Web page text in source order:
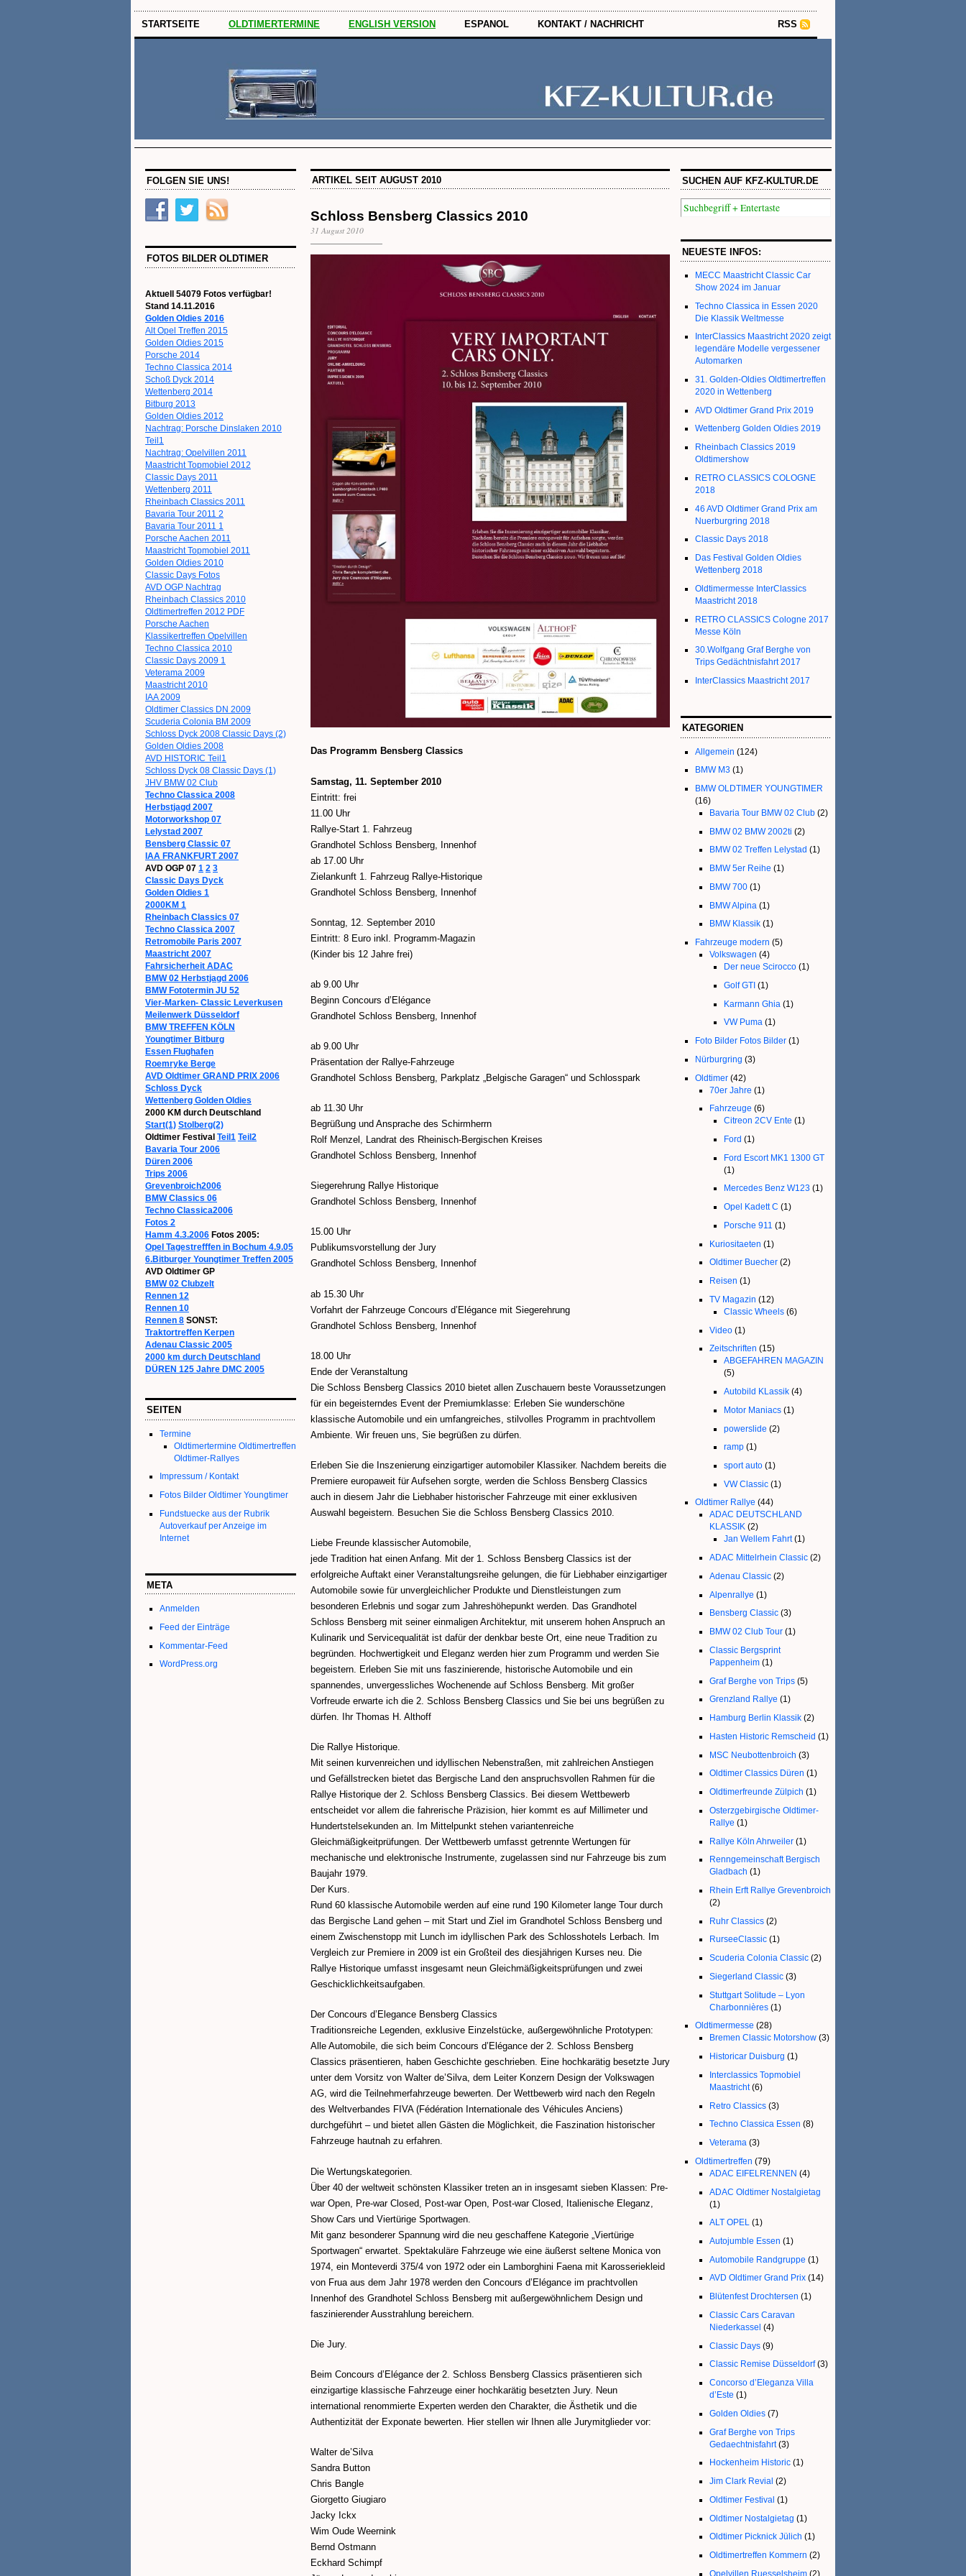
STARTSEITE OLDTIMERTERMINE ENGLISH VERSION ESPANOL KONTAKT / NACHRICHT RSS
FOLGEN SIE UNS!
FOTOS BILDER OLDTIMER
Aktuell 54079 Fotos verfügbar!
Stand 14.11.2016
Golden Oldies 2016
Alt Opel Treffen 2015
Golden Oldies 2015
Porsche 2014
Techno Classica 2014
Schoß Dyck 2014
Wettenberg 2014
Bitburg 2013
Golden Oldies 2012
Nachtrag: Porsche Dinslaken 2010
Teil1
Nachtrag: Opelvillen 2011
Maastricht Topmobiel 2012
Classic Days 2011
Wettenberg 2011
Rheinbach Classics 2011
Bavaria Tour 2011 2
Bavaria Tour 2011 1
Porsche Aachen 2011
Maastricht Topmobiel 2011
Golden Oldies 2010
Classic Days Fotos
AVD OGP Nachtrag
Rheinbach Classics 2010
Oldtimertreffen 2012 PDF
Porsche Aachen
Klassikertreffen Opelvillen
Techno Classica 2010
Classic Days 2009 1
Veterama 2009
Maastricht 2010
IAA 2009
Oldtimer Classics DN 2009
Scuderia Colonia BM 2009
Schloss Dyck 2008 Classic Days (2)
Golden Oldies 2008
AVD HISTORIC Teil1
Schloss Dyck 08 Classic Days (1)
JHV BMW 02 Club
Techno Classica 2008
Herbstjagd 2007
Motorworkshop 07
Lelystad 2007
Bensberg Classic 07
IAA FRANKFURT 2007
AVD OGP 07 1 2 3
Classic Days Dyck
Golden Oldies 1
2000KM 1
Rheinbach Classics 07
Techno Classica 2007
Retromobile Paris 2007
Maastricht 2007
Fahrsicherheit ADAC
BMW 02 Herbstjagd 2006
BMW Fototermin JU 52
Vier-Marken- Classic Leverkusen
Meilenwerk Düsseldorf
BMW TREFFEN KÖLN
Youngtimer Bitburg
Essen Flughafen
Roemryke Berge
AVD Oldtimer GRAND PRIX 2006
Schloss Dyck
Wettenberg Golden Oldies
2000 KM durch Deutschland
Start(1) Stolberg(2)
Oldtimer Festival Teil1 Teil2
Bavaria Tour 2006
Düren 2006
Trips 2006
Grevenbroich2006
BMW Classics 06
Techno Classica2006
Fotos 2
Hamm 4.3.2006 Fotos 2005:
Opel Tagestrefffen in Bochum 4.9.05
6.Bitburger Youngtimer Treffen 2005
AVD Oldtimer GP
BMW 02 Clubzelt
Rennen 12
Rennen 10
Rennen 8 SONST:
Traktortreffen Kerpen
Adenau Classic 2005
2000 km durch Deutschland
DÜREN 125 Jahre DMC 2005
SEITEN
Termine
Oldtimertermine Oldtimertreffen
Oldtimer-Rallyes
Impressum / Kontakt
Fotos Bilder Oldtimer Youngtimer
Fundstuecke aus der Rubrik
Autoverkauf per Anzeige im
Internet
META
Anmelden
Feed der Einträge
Kommentar-Feed
WordPress.org
ARTIKEL SEIT AUGUST 2010
Schloss Bensberg Classics 2010
31 August 2010
Das Programm Bensberg Classics
Samstag, 11. September 2010
Eintritt: frei
11.00 Uhr
Rallye-Start 1. Fahrzeug
Grandhotel Schloss Bensberg, Innenhof
ab 17.00 Uhr
Zielankunft 1. Fahrzeug Rallye-Historique
Grandhotel Schloss Bensberg, Innenhof
Sonntag, 12. September 2010
Eintritt: 8 Euro inkl. Programm-Magazin
(Kinder bis 12 Jahre frei)
ab 9.00 Uhr
Beginn Concours d’Elégance
Grandhotel Schloss Bensberg, Innenhof
ab 9.00 Uhr
Präsentation der Rallye-Fahrzeuge
Grandhotel Schloss Bensberg, Parkplatz „Belgische Garagen“ und Schlosspark
ab 11.30 Uhr
Begrüßung und Ansprache des Schirmherrn
Rolf Menzel, Landrat des Rheinisch-Bergischen Kreises
Grandhotel Schloss Bensberg, Innenhof
Siegerehrung Rallye Historique
Grandhotel Schloss Bensberg, Innenhof
15.00 Uhr
Publikumsvorstellung der Jury
Grandhotel Schloss Bensberg, Innenhof
ab 15.30 Uhr
Vorfahrt der Fahrzeuge Concours d’Elégance mit Siegerehrung
Grandhotel Schloss Bensberg, Innenhof
18.00 Uhr
Ende der Veranstaltung
Die Schloss Bensberg Classics 2010 bietet allen Zuschauern beste Voraussetzungen
für ein begeisterndes Event der Premiumklasse: Erleben Sie wunderschöne
klassische Automobile und ein umfangreiches, stilvolles Programm in prachtvollem
Ambiente. Wir freuen uns, Sie begrüßen zu dürfen.
Erleben Sie die Inszenierung einzigartiger automobiler Klassiker. Nachdem bereits die
Premiere europaweit für Aufsehen sorgte, werden die Schloss Bensberg Classics
auch in diesem Jahr die Liebhaber historischer Fahrzeuge mit einer exklusiven
Auswahl begeistern. Besuchen Sie die Schloss Bensberg Classics 2010.
Liebe Freunde klassischer Automobile,
jede Tradition hat einen Anfang. Mit der 1. Schloss Bensberg Classics ist der
erfolgreiche Auftakt einer Veranstaltungsreihe gelungen, die für Liebhaber einzigartiger
Automobile sowie für unvergleichlicher Produkte und Dienstleistungen zum
besonderen Erlebnis und sogar zum Jahreshöhepunkt werden. Das Grandhotel
Schloss Bensberg mit seiner einmaligen Architektur, mit unserem hohen Anspruch an
Kulinarik und Servicequalität ist dafür der denkbar beste Ort, eine neue Tradition zu
begründen. Hochwertigkeit und Eleganz werden hier zum Programm und werden Sie
begeistern. Erleben Sie mit uns faszinierende, historische Automobile und ein
spannendes, unvergessliches Wochenende auf Schloss Bensberg. Mit großer
Vorfreude erwarte ich die 2. Schloss Bensberg Classics und Sie bei uns begrüßen zu
dürfen. Ihr Thomas H. Althoff
Die Rallye Historique.
Mit seinen kurvenreichen und idyllischen Nebenstraßen, mit zahlreichen Anstiegen
und Gefällstrecken bietet das Bergische Land den anspruchsvollen Rahmen für die
Rallye Historique der 2. Schloss Bensberg Classics. Bei diesem Wettbewerb
entscheidet vor allem die fahrerische Präzision, hier kommt es auf Millimeter und
Hundertstelsekunden an. Im Mittelpunkt stehen variantenreiche
Gleichmäßigkeitprüfungen. Der Wettbewerb umfasst getrennte Wertungen für
mechanische und elektronische Instrumente, zugelassen sind nur Fahrzeuge bis zum
Baujahr 1979.
Der Kurs.
Rund 60 klassische Automobile werden auf eine rund 190 Kilometer lange Tour durch
das Bergische Land gehen – mit Start und Ziel im Grandhotel Schloss Bensberg und
einem Zwischenstopp mit Lunch im idyllischen Park des Schlosshotels Lerbach. Im
Vergleich zur Premiere in 2009 ist ein Großteil des diesjährigen Kurses neu. Die
Rallye Historique umfasst insgesamt neun Gleichmäßigkeitsprüfungen und zwei
Geschicklichkeitsaufgaben.
Der Concours d’Elegance Bensberg Classics
Traditionsreiche Legenden, exklusive Einzelstücke, außergewöhnliche Prototypen:
Alle Automobile, die sich beim Concours d’Elégance der 2. Schloss Bensberg
Classics präsentieren, haben Geschichte geschrieben. Eine hochkarätig besetzte Jury
unter dem Vorsitz von Walter de’Silva, dem Leiter Konzern Design der Volkswagen
AG, wird die Teilnehmerfahrzeuge bewerten. Der Wettbewerb wird nach den Regeln
des Weltverbandes FIVA (Fédération Internationale des Véhicules Anciens)
durchgeführt – und bietet allen Gästen die Möglichkeit, die Faszination historischer
Fahrzeuge hautnah zu erfahren.
Die Wertungskategorien.
Über 40 der weltweit schönsten Klassiker treten an in insgesamt sieben Klassen: Pre-
war Open, Pre-war Closed, Post-war Open, Post-war Closed, Italienische Eleganz,
Show Cars und Viertürige Sportwagen.
Mit ganz besonderer Spannung wird die neu geschaffene Kategorie „Viertürige
Sportwagen“ erwartet. Spektakuläre Fahrzeuge wie eine äußerst seltene Monica von
1974, ein Monteverdi 375/4 von 1972 oder ein Lamborghini Faena mit Karosseriekleid
von Frua aus dem Jahr 1978 werden den Concours d’Elégance im prachtvollen
Innenhof des Grandhotel Schloss Bensberg mit außergewöhnlichem Design und
faszinierender Ausstrahlung bereichern.
Die Jury.
Beim Concours d’Elégance der 2. Schloss Bensberg Classics präsentieren sich
einzigartige klassische Fahrzeuge einer hochkarätig besetzten Jury. Neun
international renommierte Experten werden den Charakter, die Ästhetik und die
Authentizität der Exponate bewerten. Hier stellen wir Ihnen alle Jurymitglieder vor:
Walter de’Silva
Sandra Button
Chris Bangle
Giorgetto Giugiaro
Jacky Ickx
Wim Oude Weernink
Bernd Ostmann
Eckhard Schimpf
SUCHEN AUF KFZ-KULTUR.DE
NEUESTE INFOS:
MECC Maastricht Classic Car
Show 2024 im Januar
Techno Classica in Essen 2020
Die Klassik Weltmesse
InterClassics Maastricht 2020 zeigt
legendäre Modelle vergessener
Automarken
31. Golden-Oldies Oldtimertreffen
2020 in Wettenberg
AVD Oldtimer Grand Prix 2019
Wettenberg Golden Oldies 2019
Rheinbach Classics 2019
Oldtimershow
RETRO CLASSICS COLOGNE
2018
46 AVD Oldtimer Grand Prix am
Nuerburgring 2018
Classic Days 2018
Das Festival Golden Oldies
Wettenberg 2018
Oldtimermesse InterClassics
Maastricht 2018
RETRO CLASSICS Cologne 2017
Messe Köln
30.Wolfgang Graf Berghe von
Trips Gedächtnisfahrt 2017
InterClassics Maastricht 2017
KATEGORIEN
Allgemein (124)
BMW M3 (1)
BMW OLDTIMER YOUNGTIMER
(16)
Bavaria Tour BMW 02 Club (2)
BMW 02 BMW 2002ti (2)
BMW 02 Treffen Lelystad (1)
BMW 5er Reihe (1)
BMW 700 (1)
BMW Alpina (1)
BMW Klassik (1)
Fahrzeuge modern (5)
Volkswagen (4)
Der neue Scirocco (1)
Golf GTI (1)
Karmann Ghia (1)
VW Puma (1)
Foto Bilder Fotos Bilder (1)
Nürburgring (3)
Oldtimer (42)
70er Jahre (1)
Fahrzeuge (6)
Citreon 2CV Ente (1)
Ford (1)
Ford Escort MK1 1300 GT
(1)
Mercedes Benz W123 (1)
Opel Kadett C (1)
Porsche 911 (1)
Kuriositaeten (1)
Oldtimer Buecher (2)
Reisen (1)
TV Magazin (12)
Classic Wheels (6)
Video (1)
Zeitschriften (15)
ABGEFAHREN MAGAZIN
(5)
Autobild KLassik (4)
Motor Maniacs (1)
powerslide (2)
ramp (1)
sport auto (1)
VW Classic (1)
Oldtimer Rallye (44)
ADAC DEUTSCHLAND
KLASSIK (2)
Jan Wellem Fahrt(1)
ADAC Mittelrhein Classic (2)
Adenau Classic (2)
Alpenrallye (1)
Bensberg Classic (3)
BMW 02 Club Tour (1)
Classic Bergsprint
Pappenheim (1)
Graf Berghe von Trips (5)
Grenzland Rallye (1)
Hamburg Berlin Klassik (2)
Hasten Historic Remscheid (1)
MSC Neubottenbroich (3)
Oldtimer Classics Düren (1)
Oldtimerfreunde Zülpich (1)
Osterzgebirgische Oldtimer-
Rallye (1)
Rallye Köln Ahrweiler (1)
Renngemeinschaft Bergisch
Gladbach (1)
Rhein Erft Rallye Grevenbroich
(2)
Ruhr Classics (2)
RurseeClassic (1)
Scuderia Colonia Classic (2)
Siegerland Classic (3)
Stuttgart Solitude – Lyon
Charbonnières (1)
Oldtimermesse (28)
Bremen Classic Motorshow (3)
Historicar Duisburg (1)
Interclassics Topmobiel
Maastricht(6)
Retro Classics (3)
Techno Classica Essen (8)
Veterama (3)
Oldtimertreffen (79)
ADAC EIFELRENNEN (4)
ADAC Oldtimer Nostalgietag
(1)
ALT OPEL (1)
Autojumble Essen (1)
Automobile Randgruppe (1)
AVD Oldtimer Grand Prix (14)
Blütenfest Drochtersen (1)
Classic Cars Caravan
Niederkassel (4)
Classic Days (9)
Classic Remise Düsseldorf(3)
Concorso d’Eleganza Villa
d’Este (1)
Golden Oldies (7)
Graf Berghe von Trips
Gedaechtnisfahrt(3)
Hockenheim Historic (1)
Jim Clark Revial (2)
Oldtimer Festival (1)
Oldtimer Nostalgietag (1)
Oldtimer Picknick Jülich (1)
Oldtimertreffen Kommern (2)
Opelvillen Ruesselsheim (2)